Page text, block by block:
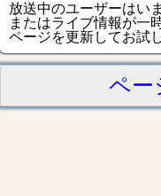
放送中のユーザーはい
またはライブ情報が一
ページを更新してお試
ペー